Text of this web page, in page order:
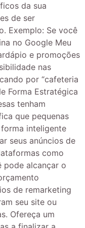
da sua
de ser
Exemplo: Se você
no Google Meu
e promoções
nas
por “cafeteria
Forma Estratégica
tenham
que pequenas
inteligente
seus anúncios de
como
pode alcançar o
de remarketing
seu site ou
Ofereça um